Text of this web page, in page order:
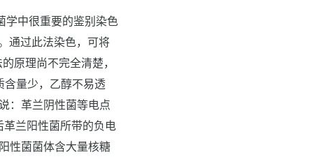
中很重要的鉴别染色
通过此法染色，可将
原理尚不完全清楚，
量少，乙醇不易透
：革兰阴性菌等电点
革兰阳性菌所带的负电
性菌菌体含大量核糖